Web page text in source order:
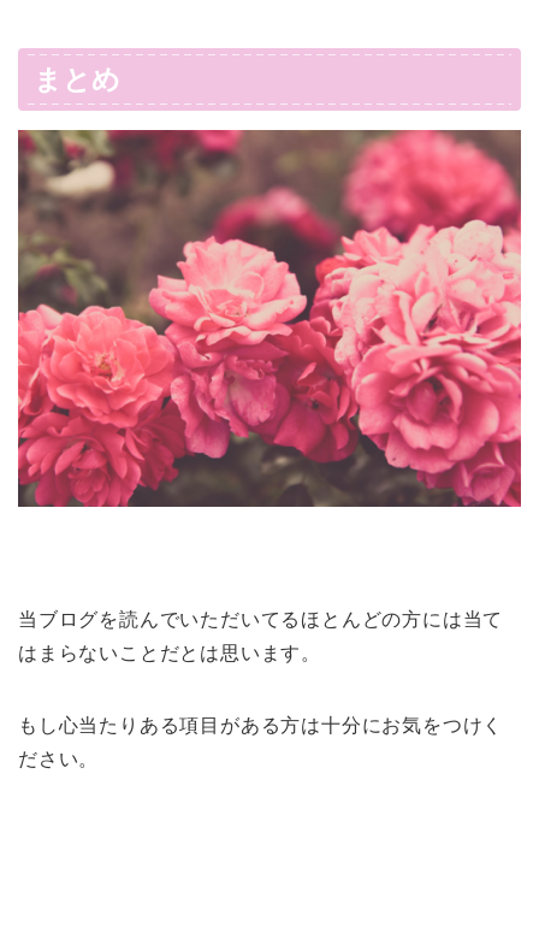
まとめ
当ブログを読んでいただいてるほとんどの方には当て
はまらないことだとは思います。
もし心当たりある項目がある方は十分にお気をつけく
ださい。